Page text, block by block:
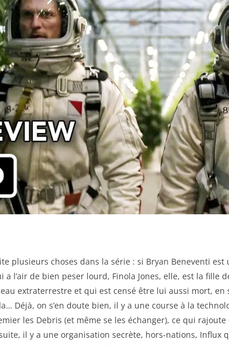
plusieurs choses dans la série : si Bryan Beneventi est
a l’air de bien peser lourd, Finola Jones, elle, est la fille
extraterrestre et qui est censé être lui aussi mort,
Déjà, on s’en doute bien, il y a une course à la
les Debris (et même se les échanger), ce qui
il y a une organisation secrète, hors-nations, Influx